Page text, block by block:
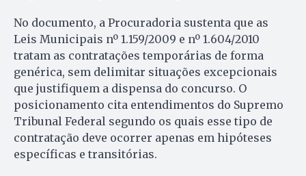
No documento, a Procuradoria sustenta que as
Leis Municipais nº 1.159/2009 e nº 1.604/2010
tratam as contratações temporárias de forma
genérica, sem delimitar situações excepcionais
que justifiquem a dispensa do concurso. O
posicionamento cita entendimentos do Supremo
Tribunal Federal segundo os quais esse tipo de
contratação deve ocorrer apenas em hipóteses
específicas e transitórias.